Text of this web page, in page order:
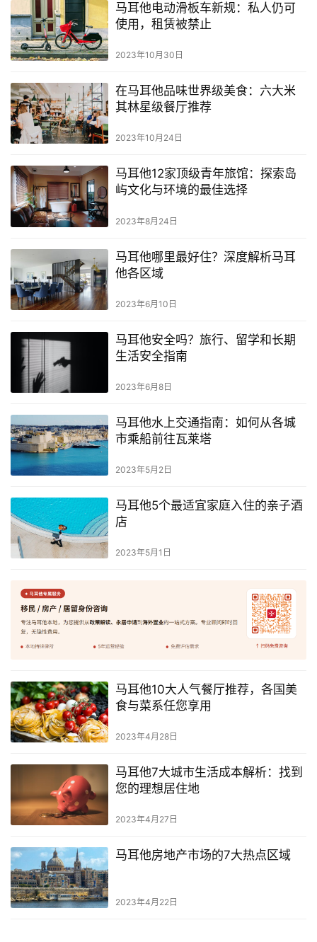
教
育
网
址
导
航
马耳他电动滑板车新规：私人仍可
使用，租赁被禁止
2023年10月30日
在马耳他品味世界级美食：六大米
其林星级餐厅推荐
2023年10月24日
马耳他12家顶级青年旅馆：探索岛
屿文化与环境的最佳选择
2023年8月24日
马耳他哪里最好住？深度解析马耳
他各区域
2023年6月10日
马耳他安全吗？旅行、留学和长期
生活安全指南
2023年6月8日
马耳他水上交通指南：如何从各城
市乘船前往瓦莱塔
2023年5月2日
马耳他5个最适宜家庭入住的亲子酒
店
2023年5月1日
马耳他10大人气餐厅推荐，各国美
食与菜系任您享用
2023年4月28日
马耳他7大城市生活成本解析：找到
您的理想居住地
2023年4月27日
马耳他房地产市场的7大热点区域
2023年4月22日